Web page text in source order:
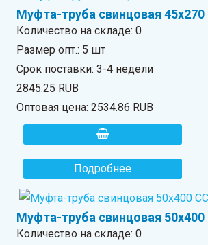
Муфта-труба свинцовая
Количество на складе:0
Размер опт.: 5 шт
Срок поставки: 3-4 недели
2845.25 RUB
Оптовая цена:2534.86 RUB
Подробнее
Муфта-труба свинцовая
Количество на складе:0